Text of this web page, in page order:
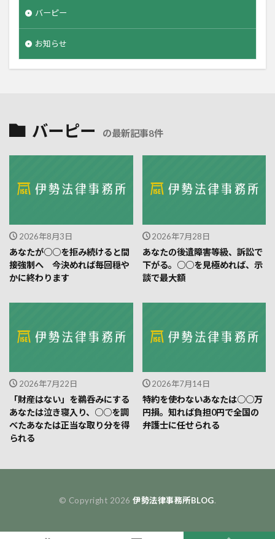
バーピー
お知らせ
バーピー の最新記事8件
2026年8月3日
あなたが○○を拒み続けると間
接強制へ 今決めれば毎回穏や
かに終わります
2026年7月28日
あなたの後遺障害等級、訴訟で
下がる。○○を見極めれば、示
談で最大額
2026年7月22日
「財産はない」を鵜呑みにする
あなたは泣き寝入り、○○を調
べたあなたは正当な取り分を得
られる
2026年7月14日
特約を使わないあなたは○○万
円損。知れば負担0円で全国の
弁護士に任せられる
© Copyright 2026伊勢法律事務所BLOG.